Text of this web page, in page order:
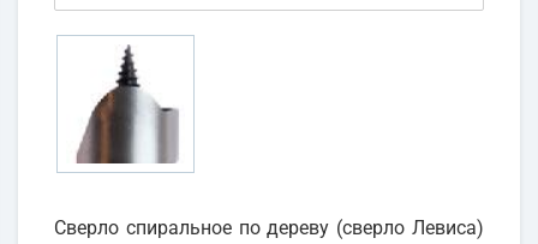
Сверло спиральное по дереву (сверло Левиса)